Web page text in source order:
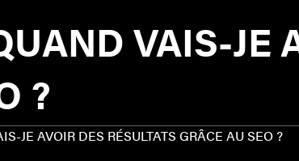
VAIS-JE
?
JE AVOIR DES RÉSULTATS GRÂCE AU SEO ?